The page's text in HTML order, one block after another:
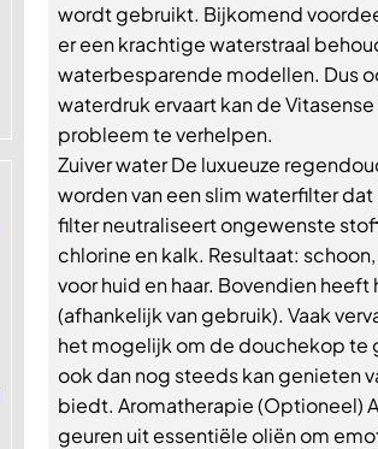
wordt gebruikt. Bijkomend
er een krachtige waterstraal
waterbesparende modellen. Dus
waterdruk ervaart kan de
probleem te verhelpen.
Zuiver water De luxueuze
worden van een slim waterfilter
filter neutraliseert ongewenste
chlorine en kalk. Resultaat:
voor huid en haar. Bovendien
(afhankelijk van gebruik). Vaak
het mogelijk om de douchekop te
ook dan nog steeds kan genieten
biedt. Aromatherapie (Optioneel)
geuren uit essentiële oliën om